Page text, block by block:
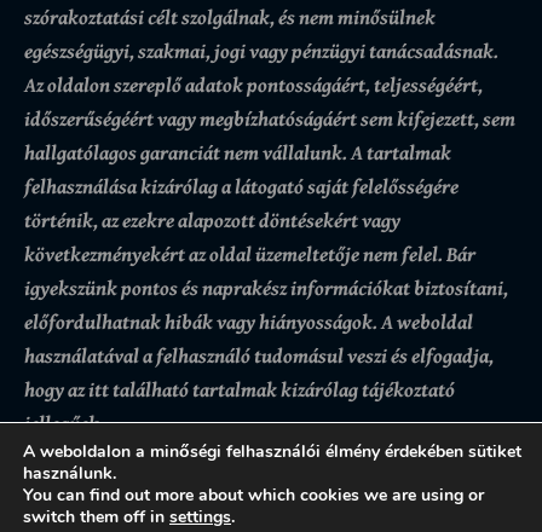
szórakoztatási célt szolgálnak, és nem minősülnek
egészségügyi, szakmai, jogi vagy pénzügyi tanácsadásnak.
Az oldalon szereplő adatok pontosságáért, teljességéért,
időszerűségéért vagy megbízhatóságáért sem kifejezett, sem
hallgatólagos garanciát nem vállalunk.A tartalmak
felhasználása kizárólag a látogató saját felelősségére
történik, az ezekre alapozott döntésekért vagy
következményekért az oldal üzemeltetője nem felel. Bár
igyekszünk pontos és naprakész információkat biztosítani,
előfordulhatnak hibák vagy hiányosságok.A weboldal
használatával a felhasználó tudomásul veszi és elfogadja,
hogy az itt található tartalmak kizárólag tájékoztató
jellegűek.
A weboldalon a minőségi felhasználói élmény érdekében sütiket
használunk.
You can find out more about which cookies we are using or
switch them off in settings.